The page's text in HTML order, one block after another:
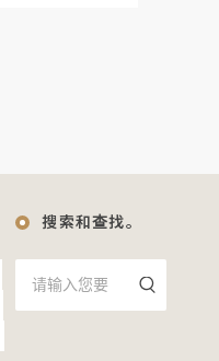
搜索和查找。